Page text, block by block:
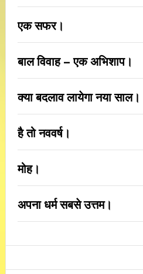
एक सफर।
बाल विवाह – एक अभिशाप।
क्या बदलाव लायेगा नया साल।
है तो नववर्ष।
मोह।
अपना धर्म सबसे उत्तम।